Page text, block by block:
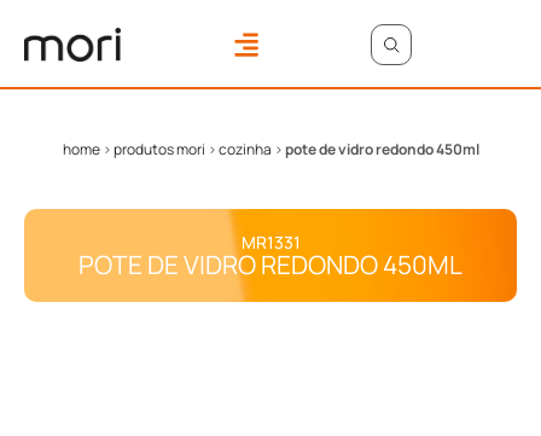
home>produtos mori >cozinha >pote de vidro redondo 450ml
MR1331
POTE DE VIDRO REDONDO 450ML